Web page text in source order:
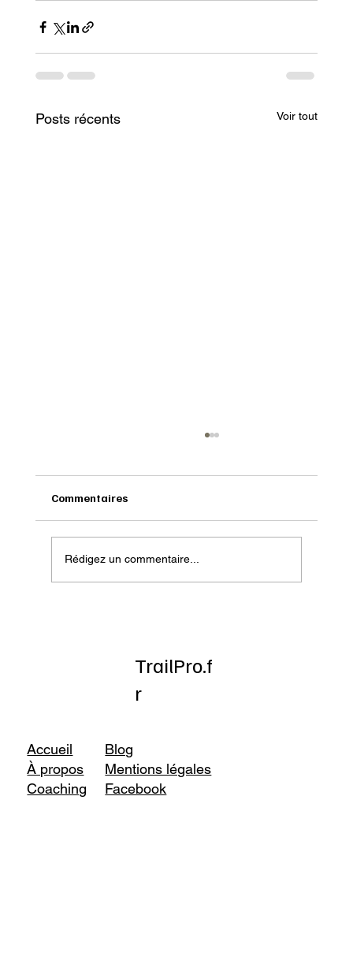
Posts récents Voir tout
Onatera : Pour affronter l’hiver
Commentaires
Rédigez un commentaire...
TrailPro.f
r
Accueil
À propos
Coaching
Blog
Mentions légales
Facebook